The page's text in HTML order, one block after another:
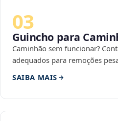
03
Guincho para
Caminhão sem funcionar?
adequados para remoções
SAIBA MAIS